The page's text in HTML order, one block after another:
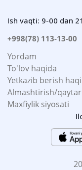
Ish vaqti: 9-00 dan
+998(78) 113-13-00
Yordam
To'lov haqida
Yetkazib berish
Almashtirish/
Maxfiylik siyosati